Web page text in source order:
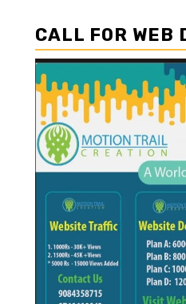
CALL FOR WEB